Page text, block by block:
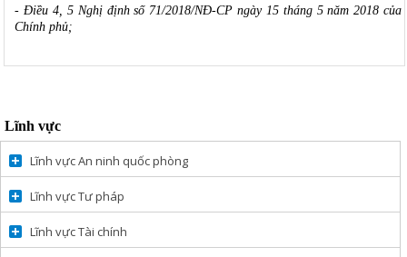
- Điều 4, 5 Nghị định số 71/2018/NĐ-CP ngày 15 tháng 5 năm 2018 của
Chính phủ;
Lĩnh vực
Lĩnh vực An ninh quốc phòng
Lĩnh vực Tư pháp
Lĩnh vực Tài chính